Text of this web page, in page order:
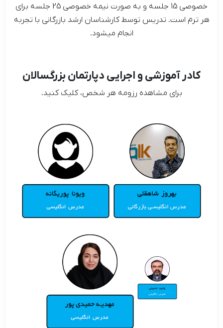
خصوصی 15 جلسه و به صورت نیمه خصوصی 25 جلسه برای
هر ترم است. تدریس توسط کارشناسان ارشد بازرگانی با تجربه
انجام میشود.
کادر آموزشی و اجرایی دپارتمان بزرگسالان
برای مشاهده رزومه هر شخص، کلیک کنید.